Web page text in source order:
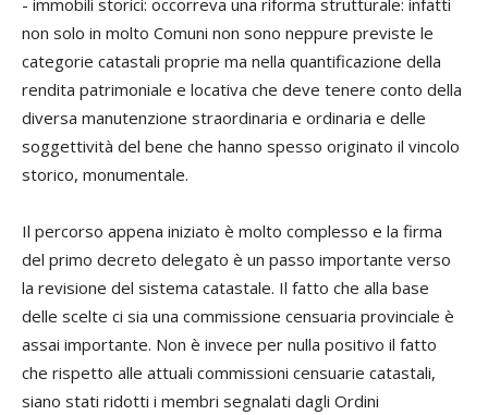
non solo in molto Comuni non sono neppure previste le
categorie catastali proprie ma nella quantificazione della
rendita patrimoniale e locativa che deve tenere conto della
diversa manutenzione straordinaria e ordinaria e delle
soggettività del bene che hanno spesso originato il vincolo
storico, monumentale.
Il percorso appena iniziato è molto complesso e la firma
del primo decreto delegato è un passo importante verso
la revisione del sistema catastale. Il fatto che alla base
delle scelte ci sia una commissione censuaria provinciale è
assai importante. Non è invece per nulla positivo il fatto
che rispetto alle attuali commissioni censuarie catastali,
siano stati ridotti i membri segnalati dagli Ordini